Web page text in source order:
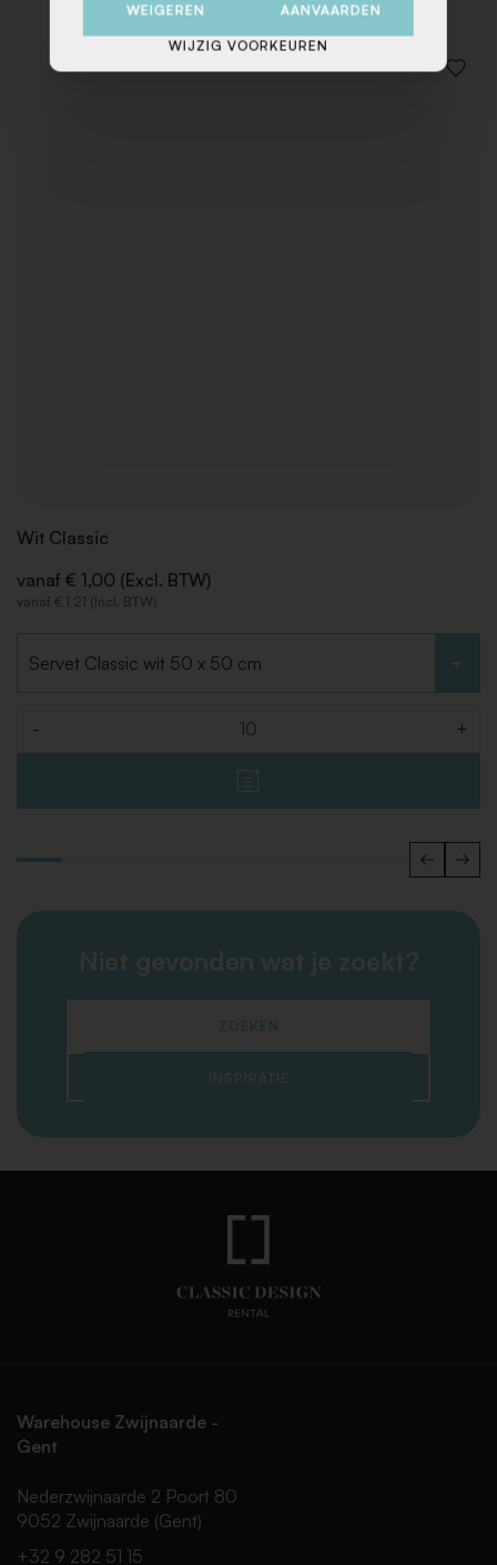
VOEG
Wit Classic
vanaf € 1,00 (Excl. BTW)
vanaf € 1,21 (Incl. BTW)
- +
Niet gevonden wat je zoekt?
ZOEKEN
INSPIRATIE
Warehouse Zwijnaarde -
Gent
Nederzwijnaarde 2 Poort 80
9052 Zwijnaarde (Gent)
+32 9 282 51 15
WEIGEREN AANVAARDEN
WIJZIG VOORKEUREN